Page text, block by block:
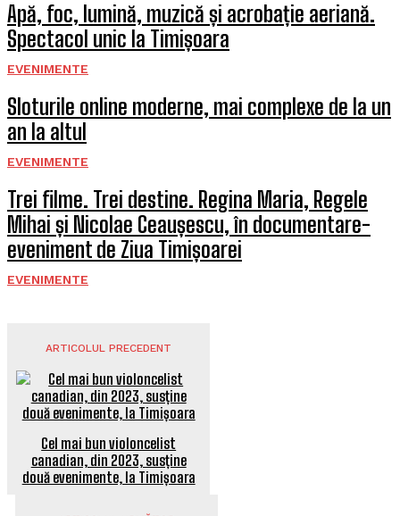
Apă, foc, lumină, muzică și acrobație aeriană.
Spectacol unic la Timișoara
EVENIMENTE
Sloturile online moderne, mai complexe de la un
an la altul
EVENIMENTE
Trei filme. Trei destine. Regina Maria, Regele
Mihai și Nicolae Ceaușescu, în documentare-
eveniment de Ziua Timișoarei
EVENIMENTE
ARTICOLUL PRECEDENT
Cel mai bun violoncelist
canadian, din 2023, susține
două evenimente, la Timișoara